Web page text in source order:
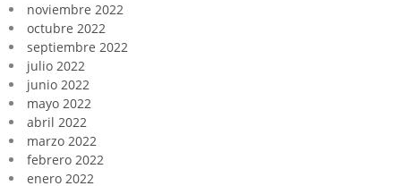
noviembre 2022
octubre 2022
septiembre 2022
julio 2022
junio 2022
mayo 2022
abril 2022
marzo 2022
febrero 2022
enero 2022